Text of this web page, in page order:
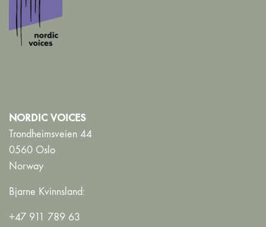
NORDIC VOICES
Trondheimsveien 44
0560 Oslo
Norway
Bjarne Kvinnsland:
+47 911 789 63